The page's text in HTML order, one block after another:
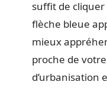
suffit de cliquer
flèche bleue
mieux
proche de
d’urbanisation